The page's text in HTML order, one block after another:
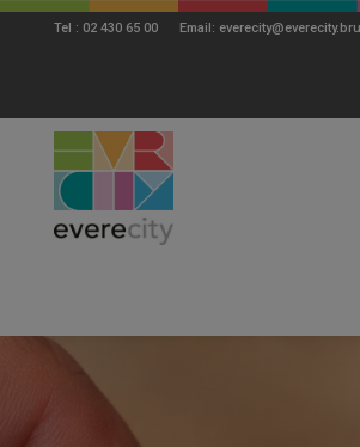
Tel : 02 430 65 00 Email:
modal-